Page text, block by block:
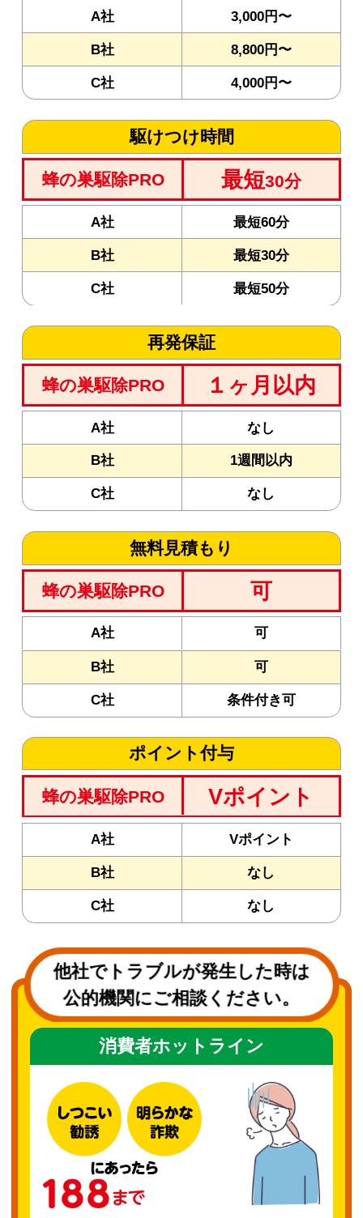
A社 3,000円〜
B社 8,800円〜
C社 4,000円〜
駆けつけ時間
蜂の巣駆除PRO 最短30分
A社 最短60分
B社 最短30分
C社 最短50分
再発保証
蜂の巣駆除PRO １ヶ月以内
A社 なし
B社 1週間以内
C社 なし
無料見積もり
蜂の巣駆除PRO 可
A社 可
B社 可
C社 条件付き可
ポイント付与
蜂の巣駆除PRO Vポイント
A社 Vポイント
B社 なし
C社 なし
他社でトラブルが発生した時は
公的機関にご相談ください。
消費者ホットライン